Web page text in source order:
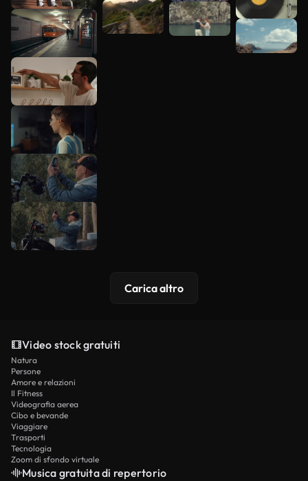
Carica altro
Video stock gratuiti
Natura
Persone
Amore e relazioni
Il Fitness
Videografia aerea
Cibo e bevande
Viaggiare
Trasporti
Tecnologia
Zoom di sfondo virtuale
Musica gratuita di repertorio